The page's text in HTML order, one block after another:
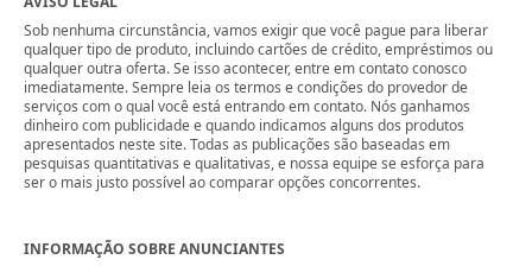
Sob nenhuma circunstância, vamos exigir que você pague para liberar
qualquer tipo de produto, incluindo cartões de crédito, empréstimos ou
qualquer outra oferta. Se isso acontecer, entre em contato conosco
imediatamente. Sempre leia os termos e condições do provedor de
serviços com o qual você está entrando em contato. Nós ganhamos
dinheiro com publicidade e quando indicamos alguns dos produtos
apresentados neste site. Todas as publicações são baseadas em
pesquisas quantitativas e qualitativas, e nossa equipe se esforça para
ser o mais justo possível ao comparar opções concorrentes.
INFORMAÇÃO SOBRE ANUNCIANTES